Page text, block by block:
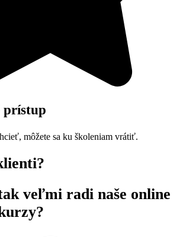
prístup
môžete sa ku školeniam vrátiť.
veľmi radi naše online